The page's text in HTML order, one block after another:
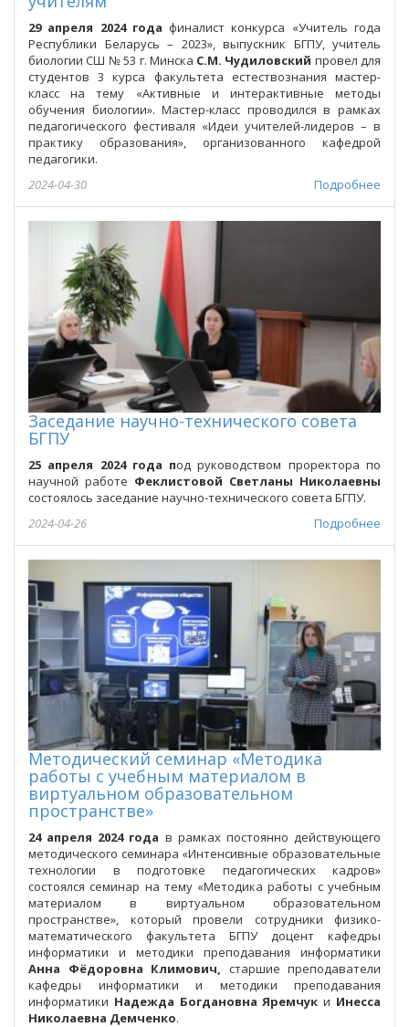
29 апреля 2024 года финалист конкурса «Учитель года
Республики Беларусь – 2023», выпускник БГПУ, учитель
биологии СШ № 53 г. Минска С.М. Чудиловский провел для
студентов 3 курса факультета естествознания мастер-
класс на тему «Активные и интерактивные методы
обучения биологии». Мастер-класс проводился в рамках
педагогического фестиваля «Идеи учителей-лидеров – в
практику образования», организованного кафедрой
педагогики.
Подробнее
2024-04-30
Заседание научно-технического совета
БГПУ
25 апреля 2024 года под руководством проректора по
научной работе Феклистовой Светланы Николаевны
состоялось заседание научно-технического совета БГПУ.
Подробнее
2024-04-26
Методический семинар «Методика
работы с учебным материалом в
виртуальном образовательном
пространстве»
24 апреля 2024 года в рамках постоянно действующего
методического семинара «Интенсивные образовательные
технологии в подготовке педагогических кадров»
состоялся семинар на тему «Методика работы с учебным
материалом в виртуальном образовательном
пространстве», который провели сотрудники физико-
математического факультета БГПУ доцент кафедры
информатики и методики преподавания информатики
Анна Фёдоровна Климович, старшие преподаватели
кафедры информатики и методики преподавания
информатики Надежда Богдановна Яремчуки Инесса
Николаевна Демченко.